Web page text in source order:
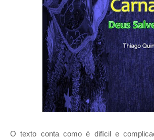
O texto conta como é difícil e